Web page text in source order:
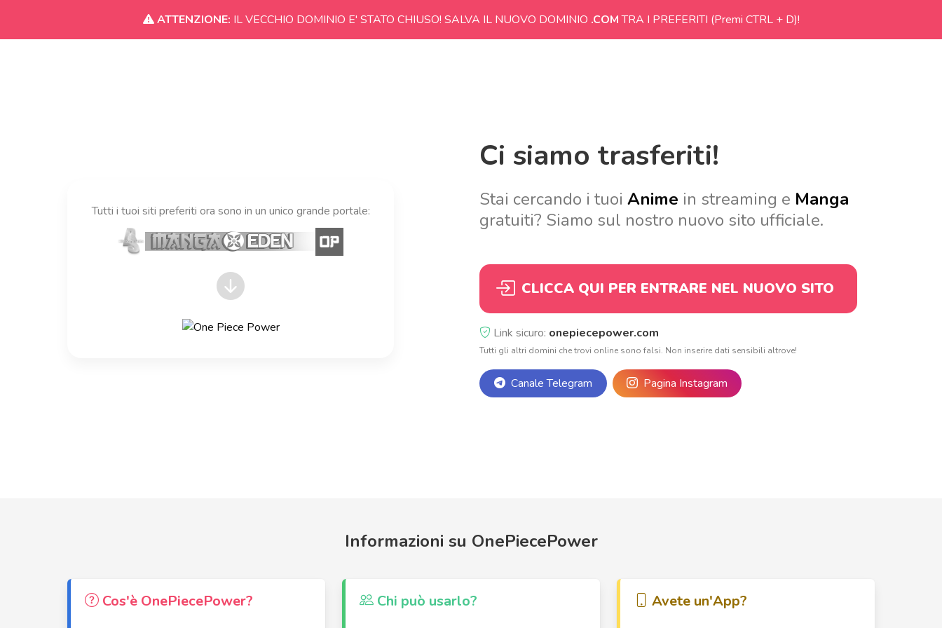
ATTENZIONE: IL VECCHIO DOMINIO E' STATO CHIUSO! SALVA IL NUOVO DOMINIO .COMTRA I PREFERITI (Premi CTRL + D)!
Tutti i tuoi siti preferiti ora sono in un unico grande portale:
Ci siamo trasferiti!
Stai cercando i tuoi Anime in streaming e Manga
gratuiti? Siamo sul nostro nuovo sito ufficiale.
CLICCA QUI PER ENTRARE NEL NUOVO SITO
Link sicuro: onepiecepower.com
Tutti gli altri domini che trovi online sono falsi. Non inserire dati sensibili altrove!
Canale Telegram Pagina Instagram
Informazioni su OnePiecePower
Cos'è OnePiecePower? Chi può usarlo? Avete un'App?